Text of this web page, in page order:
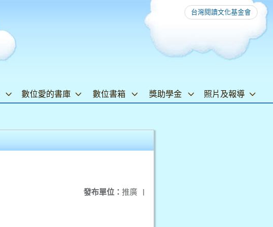
台灣閱讀文化基金會
數位愛的書庫 數位書箱 獎助學金 照片及報導
發布單位： 推廣 |